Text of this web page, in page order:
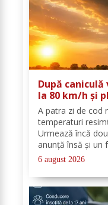
După
la 80 km/h și
zone
A patra zi de cod
temperaturi
Urmează încă
anunţă însă şi un
alerte extreme
parte din ţară: un
6 august 2026